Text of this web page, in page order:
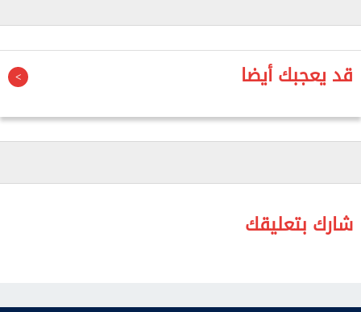
العالمي، بما يضمن منح الدول الإفريقية مساحة أكبر
للنمو بعيدًا عن الضغوط التقليدية المرتبطة بالديون
وأزمات التمويل.
وأضاف أن تأكيد الرئيس على الربط بين السلام والتنمية
يعكس إدراكًا عميقًا لطبيعة التحديات التي تواجه القارة
التي تؤثر بشكل مباشر على فرص الاستثمار وتحسين
وأشار إلى أن تحركات مصر خلال القمة تؤكد أن القاهرة
قد يعجبك أيضا
شارك بتعليقك